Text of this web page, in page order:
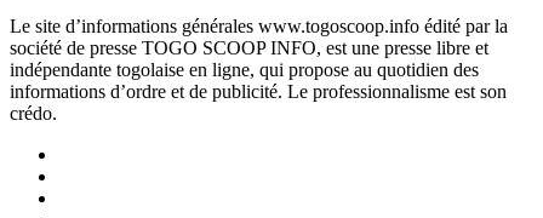
Le site d’informations générales www.togoscoop.info édité par la
société de presse TOGO SCOOP INFO, est une presse libre et
indépendante togolaise en ligne, qui propose au quotidien des
informations d’ordre et de publicité. Le professionnalisme est son
crédo.